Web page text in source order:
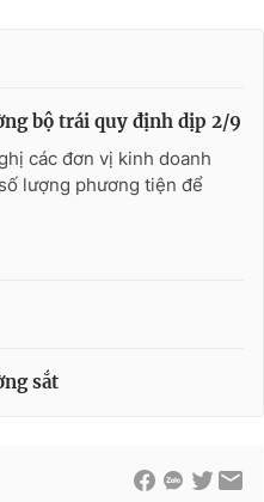
bộ trái quy định dịp 2/9
các đơn vị kinh doanh
lượng phương tiện để
sắt